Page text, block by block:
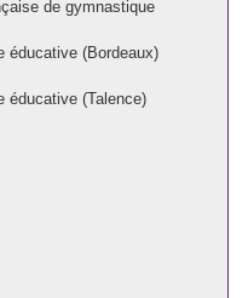
de gymnastique
éducative (Bordeaux)
éducative (Talence)